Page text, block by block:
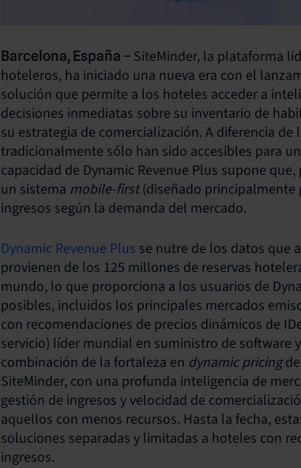
Barcelona, España – SiteMinder, la plataforma
hoteleros, ha iniciado una nueva era con el
solución que permite a los hoteles acceder a
decisiones inmediatas sobre su inventario de
su estrategia de comercialización. A diferencia
tradicionalmente sólo han sido accesibles para
capacidad de Dynamic Revenue Plus supone
un sistema mobile-first(diseñado principalmente
ingresos según la demanda del mercado.
Dynamic Revenue Plus se nutre de los datos que
provienen de los 125 millones de reservas
mundo, lo que proporciona a los usuarios de
posibles, incluidos los principales mercados
con recomendaciones de precios dinámicos de
servicio) líder mundial en suministro de software
combinación de la fortaleza en dynamic pricingde
SiteMinder, con una profunda inteligencia de
gestión de ingresos y velocidad de
aquellos con menos recursos. Hasta la fecha,
soluciones separadas y limitadas a hoteles con
ingresos.